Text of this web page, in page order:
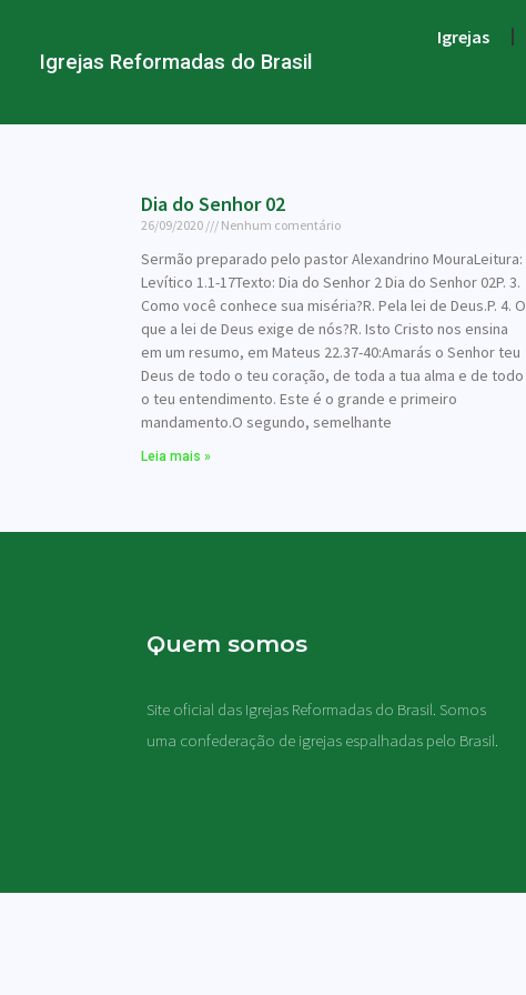
Igrejas Reformadas do Brasil
Igrejas
Dia do Senhor 02
26/09/2020 Nenhum comentário
Sermão preparado pelo pastor Alexandrino MouraLeitura:
Levítico 1.1-17Texto: Dia do Senhor 2 Dia do Senhor 02P. 3.
Como você conhece sua miséria?R. Pela lei de Deus.P. 4. O
que a lei de Deus exige de nós?R. Isto Cristo nos ensina
em um resumo, em Mateus 22.37-40:Amarás o Senhor teu
Deus de todo o teu coração, de toda a tua alma e de todo
o teu entendimento. Este é o grande e primeiro
mandamento.O segundo, semelhante
Leia mais »
Quem somos
Site oficial das Igrejas Reformadas do Brasil. Somos
uma confederação de igrejas espalhadas pelo Brasil.